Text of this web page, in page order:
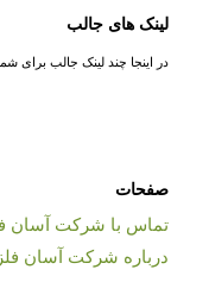
لینک های جالب
در اینجا چند لینک جالب برای
صفحات
تماس با شرکت آسان
درباره شرکت آسان